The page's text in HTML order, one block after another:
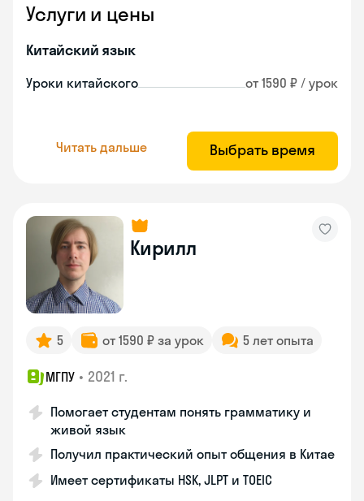
Услуги и цены
Китайский язык
Уроки китайского от 1590 ₽ / урок
Читать дальше Выбрать время
Кирилл
5 от 1590 ₽ за урок 5 лет опыта
МГПУ • 2021 г.
Помогает студентам понять грамматику и
живой язык
Получил практический опыт общения в Китае
Имеет сертификаты HSK, JLPT и TOEIC